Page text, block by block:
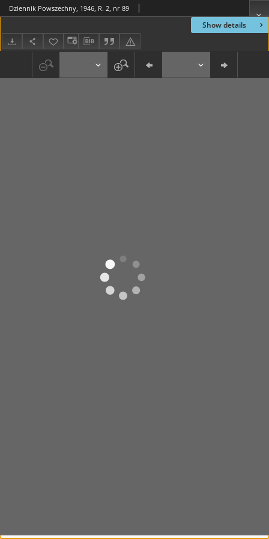
Show details
Dziennik Powszechny, 1946, R. 2, nr 89